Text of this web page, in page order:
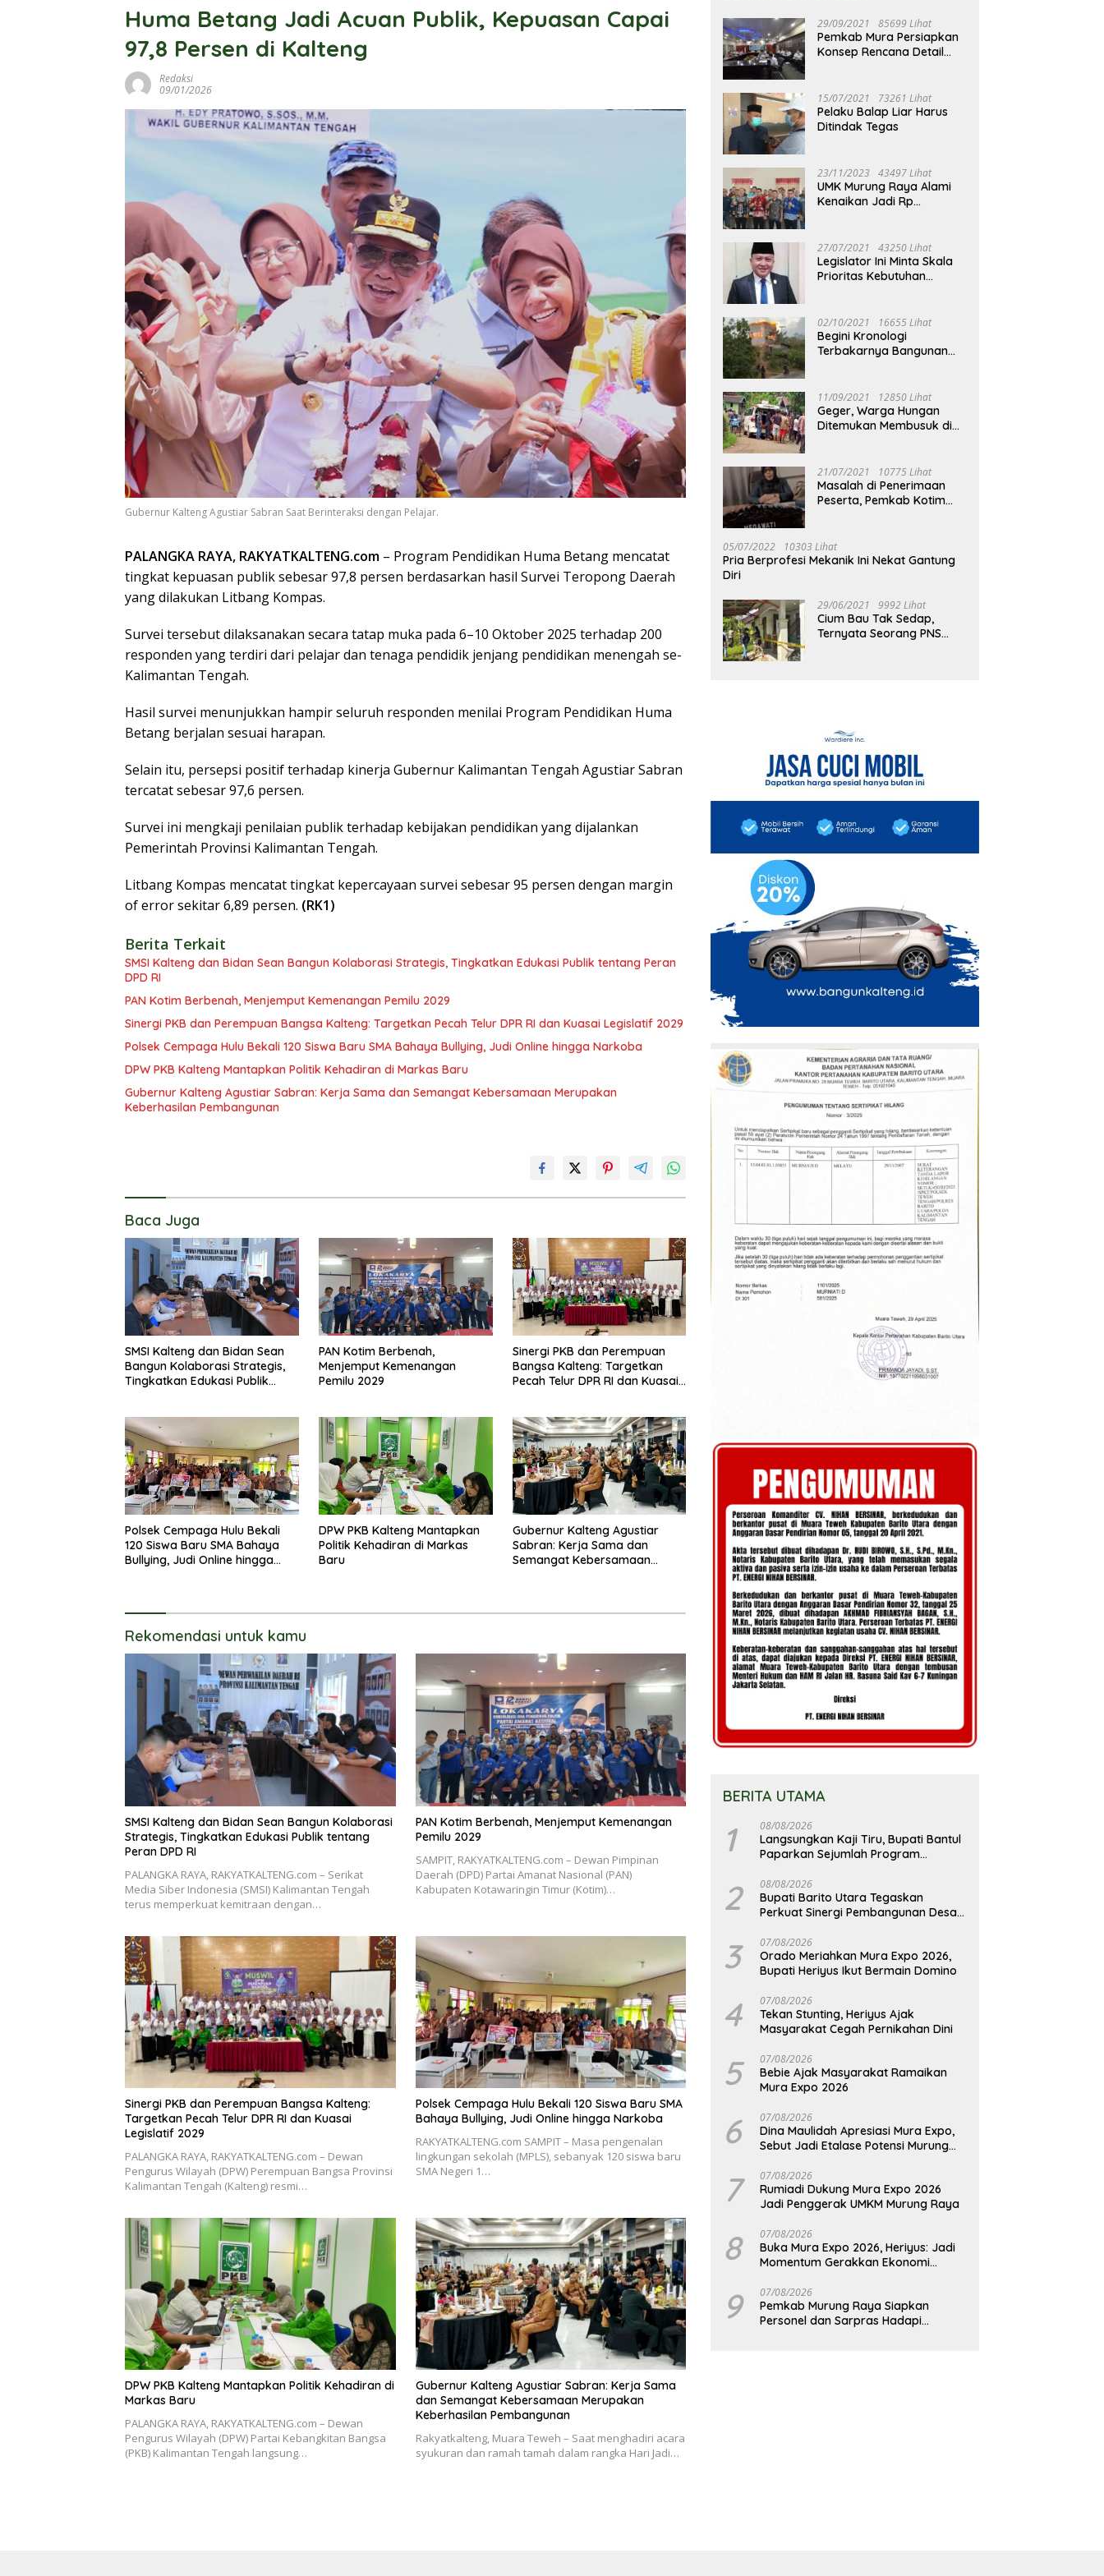
Huma Betang Jadi Acuan Publik, Kepuasan Capai
97,8 Persen di Kalteng
Redaksi
09/01/2026
Gubernur Kalteng Agustiar Sabran Saat Berinteraksi dengan Pelajar.
PALANGKA RAYA, RAKYATKALTENG.com – Program Pendidikan Huma Betang mencatat
tingkat kepuasan publik sebesar 97,8 persen berdasarkan hasil Survei Teropong Daerah
yang dilakukan Litbang Kompas.
Survei tersebut dilaksanakan secara tatap muka pada 6–10 Oktober 2025 terhadap 200
responden yang terdiri dari pelajar dan tenaga pendidik jenjang pendidikan menengah se-
Kalimantan Tengah.
Hasil survei menunjukkan hampir seluruh responden menilai Program Pendidikan Huma
Betang berjalan sesuai harapan.
Selain itu, persepsi positif terhadap kinerja Gubernur Kalimantan Tengah Agustiar Sabran
tercatat sebesar 97,6 persen.
Survei ini mengkaji penilaian publik terhadap kebijakan pendidikan yang dijalankan
Pemerintah Provinsi Kalimantan Tengah.
Litbang Kompas mencatat tingkat kepercayaan survei sebesar 95 persen dengan margin
of error sekitar 6,89 persen. (RK1)
Berita Terkait
SMSI Kalteng dan Bidan Sean Bangun Kolaborasi Strategis, Tingkatkan Edukasi Publik tentang Peran
DPD RI
PAN Kotim Berbenah, Menjemput Kemenangan Pemilu 2029
Sinergi PKB dan Perempuan Bangsa Kalteng: Targetkan Pecah Telur DPR RI dan Kuasai Legislatif 2029
Polsek Cempaga Hulu Bekali 120 Siswa Baru SMA Bahaya Bullying, Judi Online hingga Narkoba
DPW PKB Kalteng Mantapkan Politik Kehadiran di Markas Baru
Gubernur Kalteng Agustiar Sabran: Kerja Sama dan Semangat Kebersamaan Merupakan
Keberhasilan Pembangunan
Baca Juga
SMSI Kalteng dan Bidan Sean
Bangun Kolaborasi Strategis,
Tingkatkan Edukasi Publik
PAN Kotim Berbenah,
Menjemput Kemenangan
Pemilu 2029
Sinergi PKB dan Perempuan
Bangsa Kalteng: Targetkan
Pecah Telur DPR RI dan Kuasai
Polsek Cempaga Hulu Bekali
120 Siswa Baru SMA Bahaya
Bullying, Judi Online hingga
DPW PKB Kalteng Mantapkan
Politik Kehadiran di Markas
Baru
Gubernur Kalteng Agustiar
Sabran: Kerja Sama dan
Semangat Kebersamaan
Rekomendasi untuk kamu
SMSI Kalteng dan Bidan Sean Bangun Kolaborasi
Strategis, Tingkatkan Edukasi Publik tentang
Peran DPD RI
PALANGKA RAYA, RAKYATKALTENG.com – Serikat
Media Siber Indonesia (SMSI) Kalimantan Tengah
terus memperkuat kemitraan dengan…
PAN Kotim Berbenah, Menjemput Kemenangan
Pemilu 2029
SAMPIT, RAKYATKALTENG.com – Dewan Pimpinan
Daerah (DPD) Partai Amanat Nasional (PAN)
Kabupaten Kotawaringin Timur (Kotim)…
Sinergi PKB dan Perempuan Bangsa Kalteng:
Targetkan Pecah Telur DPR RI dan Kuasai
Legislatif 2029
PALANGKA RAYA, RAKYATKALTENG.com – Dewan
Pengurus Wilayah (DPW) Perempuan Bangsa Provinsi
Kalimantan Tengah (Kalteng) resmi…
Polsek Cempaga Hulu Bekali 120 Siswa Baru SMA
Bahaya Bullying, Judi Online hingga Narkoba
RAKYATKALTENG.com SAMPIT – Masa pengenalan
lingkungan sekolah (MPLS), sebanyak 120 siswa baru
SMA Negeri 1…
DPW PKB Kalteng Mantapkan Politik Kehadiran di
Markas Baru
PALANGKA RAYA, RAKYATKALTENG.com – Dewan
Pengurus Wilayah (DPW) Partai Kebangkitan Bangsa
(PKB) Kalimantan Tengah langsung…
Gubernur Kalteng Agustiar Sabran: Kerja Sama
dan Semangat Kebersamaan Merupakan
Keberhasilan Pembangunan
Rakyatkalteng, Muara Teweh – Saat menghadiri acara
syukuran dan ramah tamah dalam rangka Hari Jadi…
29/09/2021 85699 Lihat
Pemkab Mura Persiapkan
Konsep Rencana Detail
15/07/2021 73261 Lihat
Pelaku Balap Liar Harus
Ditindak Tegas
23/11/2023 43497 Lihat
UMK Murung Raya Alami
Kenaikan Jadi Rp
27/07/2021 43250 Lihat
Legislator Ini Minta Skala
Prioritas Kebutuhan
02/10/2021 16655 Lihat
Begini Kronologi
Terbakarnya Bangunan
11/09/2021 12850 Lihat
Geger, Warga Hungan
Ditemukan Membusuk di
21/07/2021 10775 Lihat
Masalah di Penerimaan
Peserta, Pemkab Kotim
05/07/2022 10303 Lihat
Pria Berprofesi Mekanik Ini Nekat Gantung
Diri
29/06/2021 9992 Lihat
Cium Bau Tak Sedap,
Ternyata Seorang PNS
BERITA UTAMA
1 08/08/2026
Langsungkan Kaji Tiru, Bupati Bantul
Paparkan Sejumlah Program
2 08/08/2026
Bupati Barito Utara Tegaskan
Perkuat Sinergi Pembangunan Desa
Hadapi Potensi Karhutla
3 07/08/2026
Orado Meriahkan Mura Expo 2026,
Bupati Heriyus Ikut Bermain Domino
4 07/08/2026
Tekan Stunting, Heriyus Ajak
Masyarakat Cegah Pernikahan Dini
5 07/08/2026
Bebie Ajak Masyarakat Ramaikan
Mura Expo 2026
6 07/08/2026
Dina Maulidah Apresiasi Mura Expo,
Sebut Jadi Etalase Potensi Murung
7 07/08/2026
Rumiadi Dukung Mura Expo 2026
Jadi Penggerak UMKM Murung Raya
8 07/08/2026
Buka Mura Expo 2026, Heriyus: Jadi
Momentum Gerakkan Ekonomi
9 07/08/2026
Pemkab Murung Raya Siapkan
Personel dan Sarpras Hadapi